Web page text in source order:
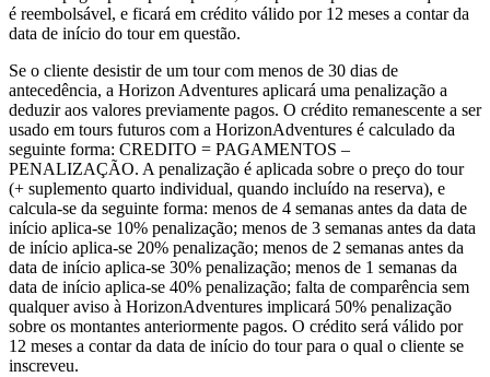
é reembolsável, e ficará em crédito válido por 12 meses a contar da
data de início do tour em questão.
Se o cliente desistir de um tour com menos de 30 dias de
antecedência, a Horizon Adventures aplicará uma penalização a
deduzir aos valores previamente pagos. O crédito remanescente a ser
usado em tours futuros com a HorizonAdventures é calculado da
seguinte forma: CREDITO = PAGAMENTOS –
PENALIZAÇÃO. A penalização é aplicada sobre o preço do tour
(+ suplemento quarto individual, quando incluído na reserva), e
calcula-se da seguinte forma: menos de 4 semanas antes da data de
início aplica-se 10% penalização; menos de 3 semanas antes da data
de início aplica-se 20% penalização; menos de 2 semanas antes da
data de início aplica-se 30% penalização; menos de 1 semanas da
data de início aplica-se 40% penalização; falta de comparência sem
qualquer aviso à HorizonAdventures implicará 50% penalização
sobre os montantes anteriormente pagos. O crédito será válido por
12 meses a contar da data de início do tour para o qual o cliente se
inscreveu.